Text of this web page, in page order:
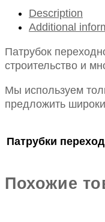
Description
Additional
Патрубок
строительство и
Мы используем
предложить
Патрубки
Похожие